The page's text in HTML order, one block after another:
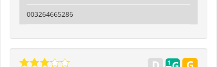
003264665286